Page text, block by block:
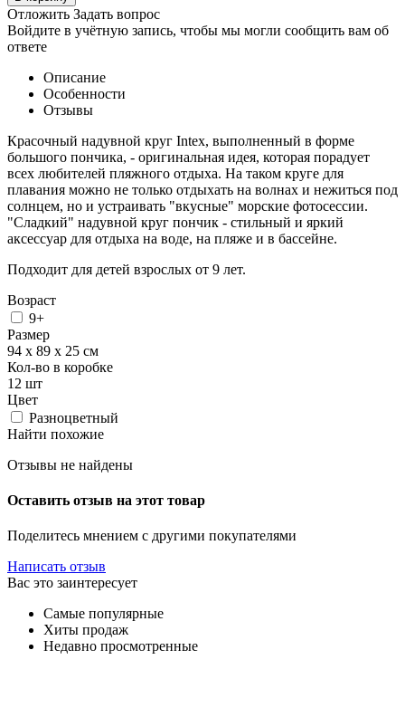
Отложить Задать вопрос
Войдите в учётную запись, чтобы мы могли сообщить вам об
ответе
Описание
Особенности
Отзывы
Красочный надувной круг Intex, выполненный в форме
большого пончика, - оригинальная идея, которая порадует
всех любителей пляжного отдыха. На таком круге для
плавания можно не только отдыхать на волнах и нежиться под
солнцем, но и устраивать "вкусные" морские фотосессии.
"Сладкий" надувной круг пончик - стильный и яркий
аксессуар для отдыха на воде, на пляже и в бассейне.
Подходит для детей взрослых от 9 лет.
Возраст
9+
Размер
94 х 89 х 25 см
Кол-во в коробке
12 шт
Цвет
Разноцветный
Найти похожие
Отзывы не найдены
Оставить отзыв на этот товар
Поделитесь мнением с другими покупателями
Написать отзыв
Вас это заинтересует
Самые популярные
Хиты продаж
Недавно просмотренные